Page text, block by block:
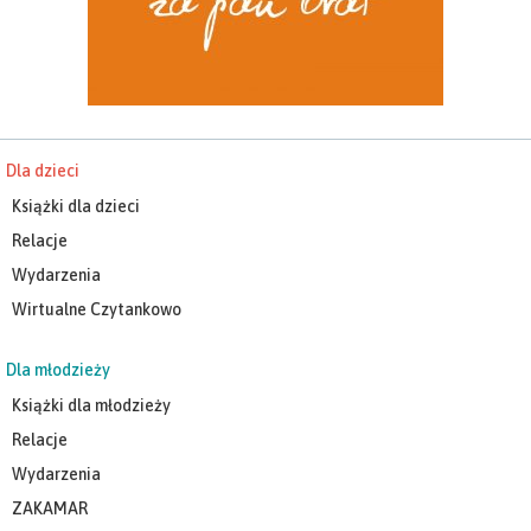
Dla dzieci
Książki dla dzieci
Relacje
Wydarzenia
Wirtualne Czytankowo
Dla młodzieży
Książki dla młodzieży
Relacje
Wydarzenia
ZAKAMAR